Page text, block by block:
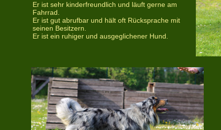
Er ist sehr kinderfreundlich und läuft gerne am
Fahrrad.
Er ist gut abrufbar und hält oft Rücksprache mit
seinen Besitzern.
Er ist ein ruhiger und ausgeglichener Hund.